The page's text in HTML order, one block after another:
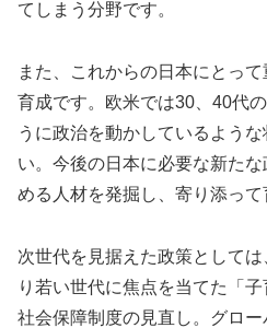
てしまう分野です。
また、これからの日本にとっ
育成です。欧米では30、40代
うに政治を動かしているよう
い。今後の日本に必要な新た
める人材を発掘し、寄り添って
次世代を見据えた政策として
り若い世代に焦点を当てた「
社会保障制度の見直し。グロ